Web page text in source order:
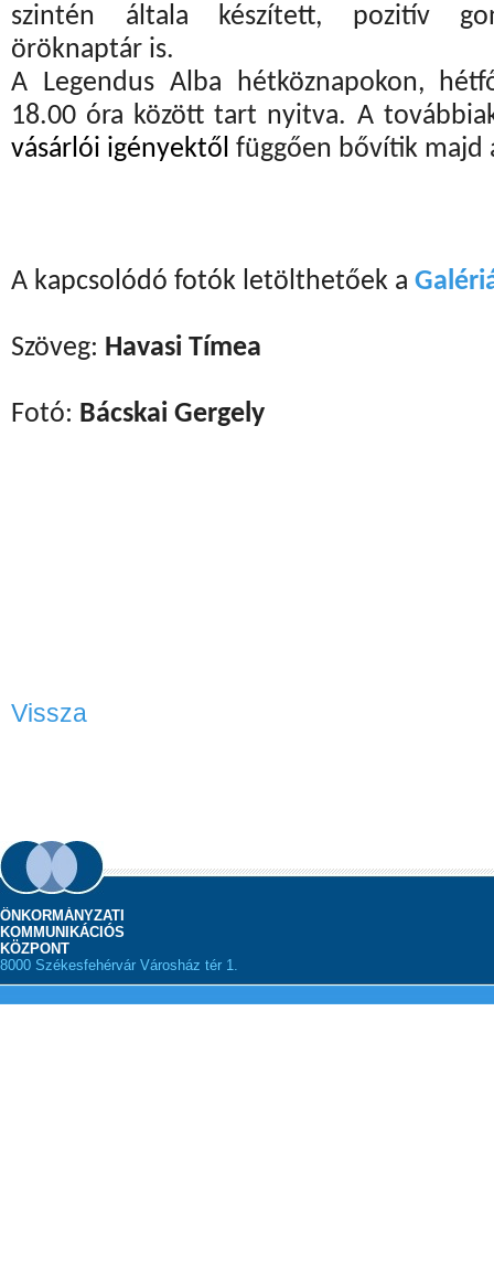
szintén általa készített, pozitív
öröknaptár is.
A Legendus Alba hétköznapokon,
18.00 óra között tart nyitva. A
vásárlói igényektől függően bővítik
A kapcsolódó fotók letölthetőek a
Szöveg: Havasi Tímea
Fotó: Bácskai Gergely
Vissza
ÖNKORMÁNYZATI
KOMMUNIKÁCIÓS
KÖZPONT
8000 Székesfehérvár Városház tér 1.